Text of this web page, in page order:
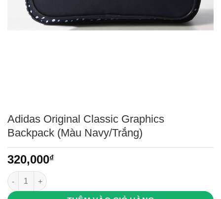
Adidas Original Classic Graphics
Backpack (Màu Navy/Trắng)
320,000₫
Adidas Original Classic Graphics Backpack (Màu Navy/Trắng)